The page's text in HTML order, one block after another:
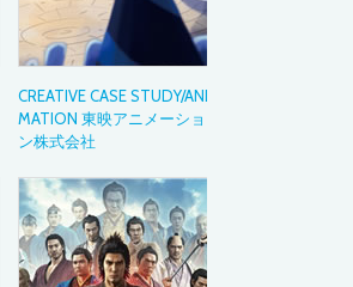
CREATIVE CASE STUDY/ANI
MATION 東映アニメーショ
ン株式会社